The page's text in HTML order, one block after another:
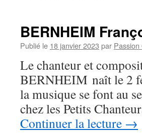
BERNHEIM
Publié le 18 janvier 2023 par Passion
Le chanteur et
BERNHEIM naît le 2
la musique se font au
chez les Petits
Continuer la lecture →